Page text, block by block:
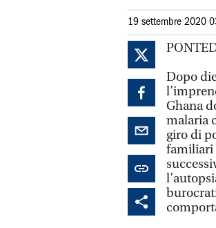
19 settembre 2020
Dopo
Ghana
malaria
giro di
familiari